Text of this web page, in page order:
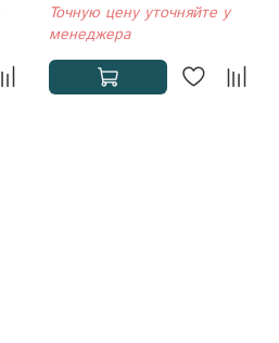
Точную цену уточняйте у
менеджера